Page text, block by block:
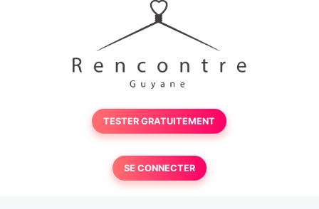
TESTER GRATUITEMENT
SE CONNECTER